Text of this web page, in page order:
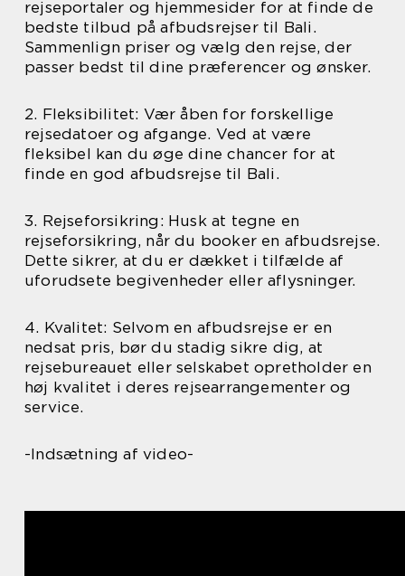
rejseportaler og hjemmesider for at finde de
bedste tilbud på afbudsrejser til Bali.
Sammenlign priser og vælg den rejse, der
passer bedst til dine præferencer og ønsker.
2. Fleksibilitet: Vær åben for forskellige
rejsedatoer og afgange. Ved at være
fleksibel kan du øge dine chancer for at
finde en god afbudsrejse til Bali.
3. Rejseforsikring: Husk at tegne en
rejseforsikring, når du booker en afbudsrejse.
Dette sikrer, at du er dækket i tilfælde af
uforudsete begivenheder eller aflysninger.
4. Kvalitet: Selvom en afbudsrejse er en
nedsat pris, bør du stadig sikre dig, at
rejsebureauet eller selskabet opretholder en
høj kvalitet i deres rejsearrangementer og
service.
-Indsætning af video-